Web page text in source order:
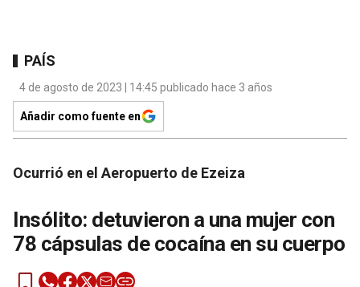
PAÍS
4 de agosto de 2023 | 14:45 publicado hace 3 años
Añadir como fuente en
Ocurrió en el Aeropuerto de Ezeiza
Insólito: detuvieron a una mujer con
78 cápsulas de cocaína en su cuerpo